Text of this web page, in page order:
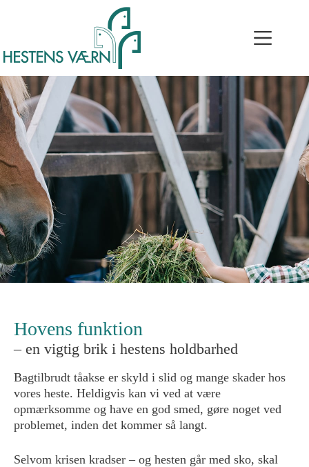
Hovens funktion
– en vigtig brik i hestens holdbarhed
Bagtilbrudt tåakse er skyld i slid og mange skader hos
vores heste. Heldigvis kan vi ved at være
opmærksomme og have en god smed, gøre noget ved
problemet, inden det kommer så langt.
Selvom krisen kradser – og hesten går med sko, skal